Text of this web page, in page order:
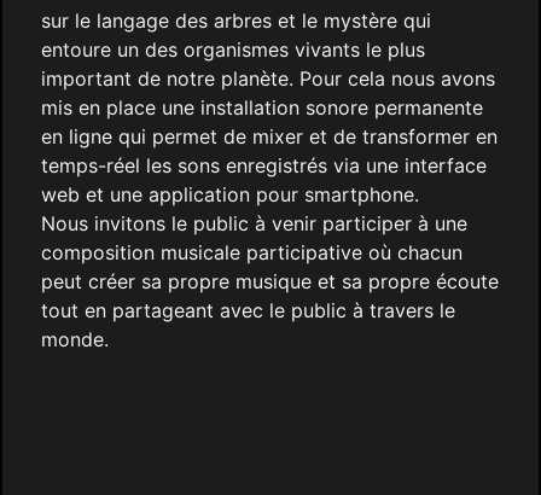
sur le langage des arbres et le mystère qui
entoure un des organismes vivants le plus
important de notre planète. Pour cela nous avons
mis en place une installation sonore permanente
en ligne qui permet de mixer et de transformer en
temps-réel les sons enregistrés via une interface
web et une application pour smartphone.
Nous invitons le public à venir participer à une
composition musicale participative où chacun
peut créer sa propre musique et sa propre écoute
tout en partageant avec le public à travers le
monde.